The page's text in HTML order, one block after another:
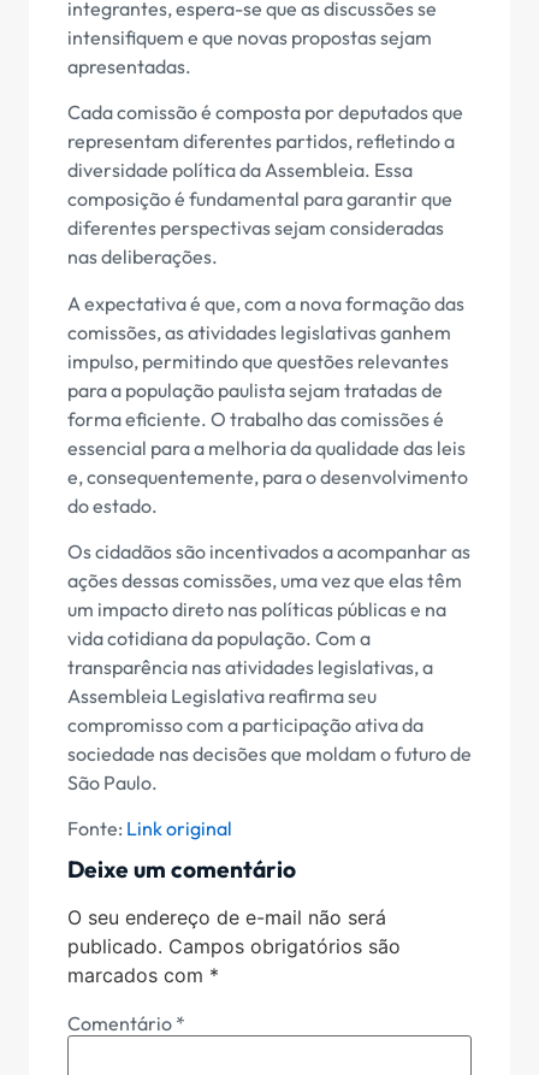
integrantes, espera-se que as discussões se
intensifiquem e que novas propostas sejam
apresentadas.
Cada comissão é composta por deputados que
representam diferentes partidos, refletindo a
diversidade política da Assembleia. Essa
composição é fundamental para garantir que
diferentes perspectivas sejam consideradas
nas deliberações.
A expectativa é que, com a nova formação das
comissões, as atividades legislativas ganhem
impulso, permitindo que questões relevantes
para a população paulista sejam tratadas de
forma eficiente. O trabalho das comissões é
essencial para a melhoria da qualidade das leis
e, consequentemente, para o desenvolvimento
do estado.
Os cidadãos são incentivados a acompanhar as
ações dessas comissões, uma vez que elas têm
um impacto direto nas políticas públicas e na
vida cotidiana da população. Com a
transparência nas atividades legislativas, a
Assembleia Legislativa reafirma seu
compromisso com a participação ativa da
sociedade nas decisões que moldam o futuro de
São Paulo.
Fonte: Link original
Deixe um comentário
O seu endereço de e-mail não será
publicado. Campos obrigatórios são
marcados com *
Comentário *